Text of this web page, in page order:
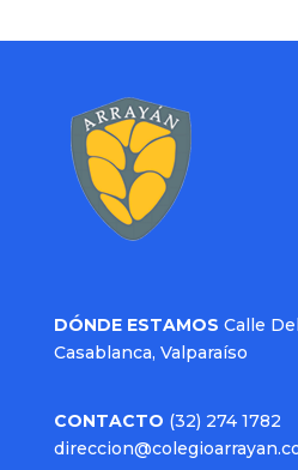
DÓNDE ESTAMOS Calle
Casablanca, Valparaíso
CONTACTO (32) 274 1782